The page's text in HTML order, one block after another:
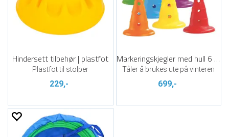
Hindersett tilbehør | plastfot
Plastfot til stolper
229,-
Markeringskjegler med hull 6 stk | 32 cm
Tåler å brukes ute på vinteren
699,-